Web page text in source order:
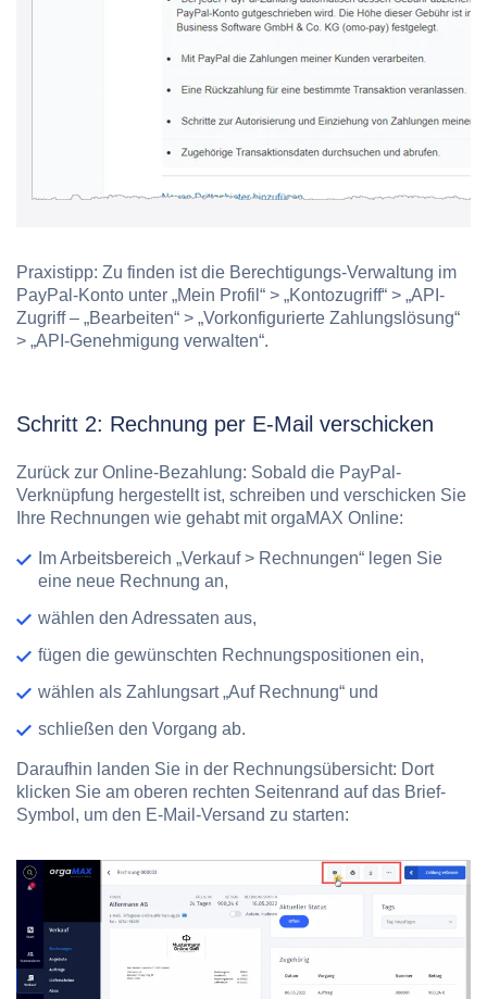
Praxistipp: Zu finden ist die Berechtigungs-Verwaltung im
PayPal-Konto unter „Mein Profil“ > „Kontozugriff“ > „API-
Zugriff – „Bearbeiten“ > „Vorkonfigurierte Zahlungslösung“
> „API-Genehmigung verwalten“.
Schritt 2: Rechnung per E-Mail verschicken
Zurück zur Online-Bezahlung: Sobald die PayPal-
Verknüpfung hergestellt ist, schreiben und verschicken Sie
Ihre Rechnungen wie gehabt mit orgaMAX Online:
Im Arbeitsbereich „Verkauf > Rechnungen“ legen Sie
eine neue Rechnung an,
wählen den Adressaten aus,
fügen die gewünschten Rechnungspositionen ein,
wählen als Zahlungsart „Auf Rechnung“ und
schließen den Vorgang ab.
Daraufhin landen Sie in der Rechnungsübersicht: Dort
klicken Sie am oberen rechten Seitenrand auf das Brief-
Symbol, um den E-Mail-Versand zu starten: